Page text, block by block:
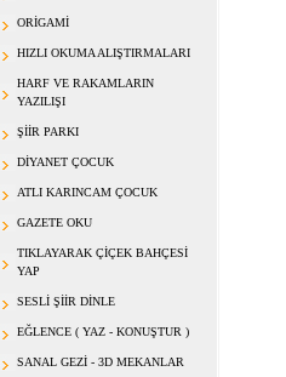
ORİGAMİ
HIZLI OKUMA ALIŞTIRMALARI
HARF VE RAKAMLARIN
YAZILIŞI
ŞİİR PARKI
DİYANET ÇOCUK
ATLI KARINCAM ÇOCUK
GAZETE OKU
TIKLAYARAK ÇİÇEK BAHÇESİ
YAP
SESLİ ŞİİR DİNLE
EĞLENCE ( YAZ - KONUŞTUR )
SANAL GEZİ - 3D MEKANLAR